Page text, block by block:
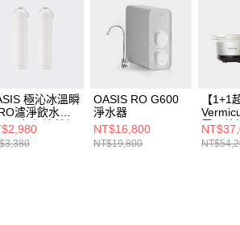
極沁冰溫瞬
濾淨飲水機
一年份濾芯組
機型：IF-
OASIS RO G600
淨水器
NT$16,800
NT$19,800
【1+1
電子鑄
白/松露
銀